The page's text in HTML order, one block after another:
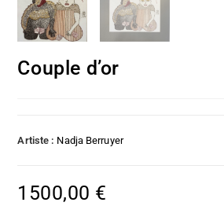
Couple d’or
Artiste : Nadja Berruyer
1500,00 €